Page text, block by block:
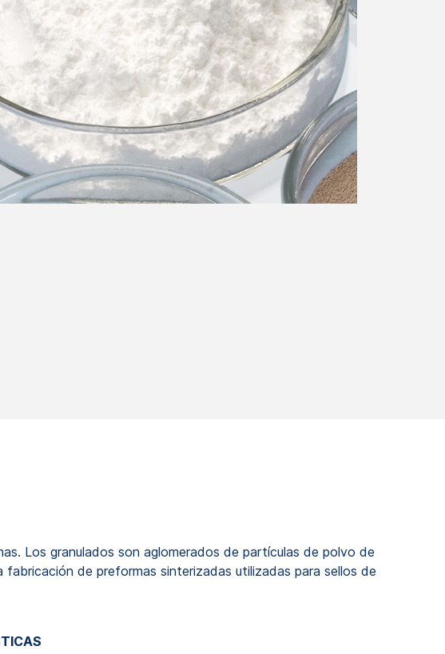
Los granulados son aglomerados de partículas de polvo de
de preformas sinterizadas utilizadas para sellos de